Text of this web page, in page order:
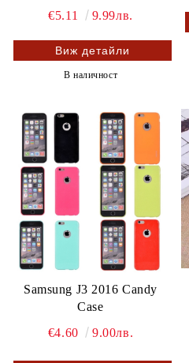
€5.11
9.99лв.
Виж детайли
В наличност
Samsung J3 2016 Candy
Case
€4.60
9.00лв.